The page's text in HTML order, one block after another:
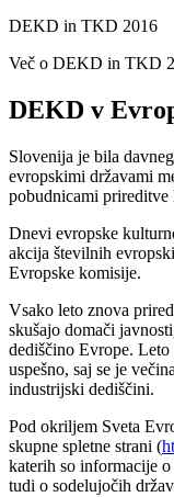
DEKD in TKD 2016
Več o DEKD in TKD
DEKD v
Slovenija je bila
evropskimi državami
pobudnicami
Dnevi evropske
akcija številnih
Evropske komisije.
Vsako leto znova
skušajo domači
dediščino Evrope.
uspešno, saj se je
industrijski dediščini.
Pod okriljem Sveta
skupne spletne strani (
katerih so informacije
tudi o sodelujočih